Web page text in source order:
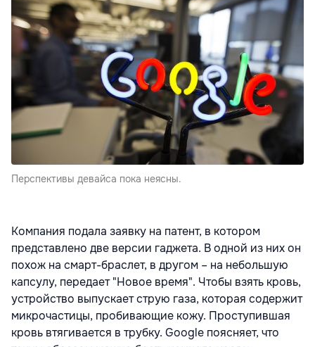
Перспективы девайса пока неясны.
Компания подала заявку на патент, в котором
представлено две версии гаджета. В одной из них он
похож на смарт-браслет, в другом – на небольшую
капсулу, передает "Новое время". Чтобы взять кровь,
устройство выпускает струю газа, которая содержит
микрочастицы, пробивающие кожу. Проступившая
кровь втягивается в трубку. Google поясняет, что